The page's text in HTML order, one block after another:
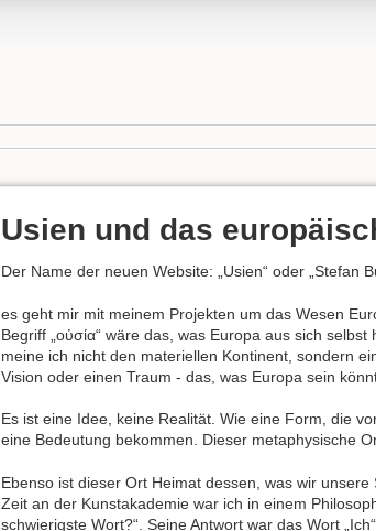
Usien und das
Der Name der neuen Website: „Usien“ oder „Stefan
es geht mir mit meinem Projekten um das Wesen
Begriff „οὐσία“ wäre das, was Europa aus sich
meine ich nicht den materiellen Kontinent, sondern
Vision oder einen Traum - das, was Europa sein
Es ist eine Idee, keine Realität. Wie eine Form, die
eine Bedeutung bekommen. Dieser metaphysische
Ebenso ist dieser Ort Heimat dessen, was wir
Zeit an der Kunstakademie war ich in einem
schwierigste Wort?“. Seine Antwort war das Wort